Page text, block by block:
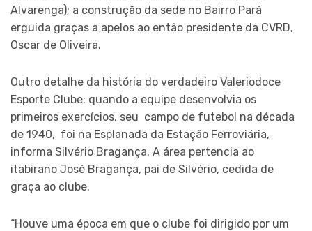
Alvarenga); a construção da sede no Bairro Pará
erguida graças a apelos ao então presidente da CVRD,
Oscar de Oliveira.
Outro detalhe da história do verdadeiro Valeriodoce
Esporte Clube: quando a equipe desenvolvia os
primeiros exercícios, seu campo de futebol na década
de 1940, foi na Esplanada da Estação Ferroviária,
informa Silvério Bragança. A área pertencia ao
itabirano José Bragança, pai de Silvério, cedida de
graça ao clube.
“Houve uma época em que o clube foi dirigido por um